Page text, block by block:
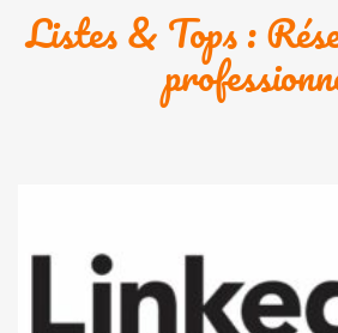
Listes & Tops :